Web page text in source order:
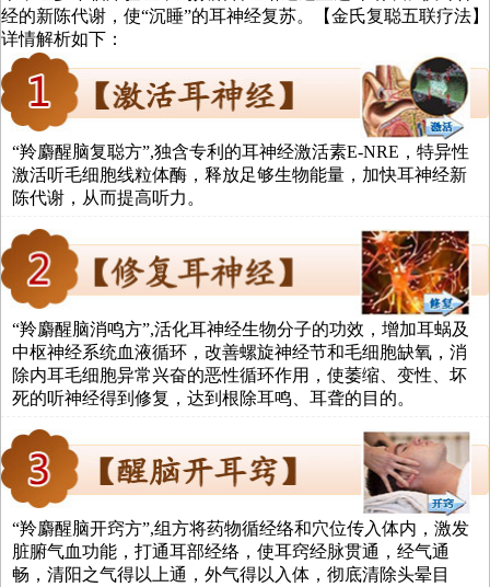
法
经的新陈代谢，使“沉睡”的耳神经复苏。【金氏复聪五联疗法】
详情解析如下：
“羚麝醒脑复聪方”,独含专利的耳神经激活素E-NRE，特异性
激活听毛细胞线粒体酶，释放足够生物能量，加快耳神经新
陈代谢，从而提高听力。
“羚麝醒脑消鸣方”,活化耳神经生物分子的功效，增加耳蜗及
中枢神经系统血液循环，改善螺旋神经节和毛细胞缺氧，消
除内耳毛细胞异常兴奋的恶性循环作用，使萎缩、变性、坏
死的听神经得到修复，达到根除耳鸣、耳聋的目的。
“羚麝醒脑开窍方”,组方将药物循经络和穴位传入体内，激发
脏腑气血功能，打通耳部经络，使耳窍经脉贯通，经气通
畅，清阳之气得以上通，外气得以入体，彻底清除头晕目